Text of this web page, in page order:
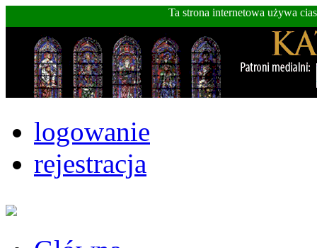
Ta strona internetowa używa
logowanie
rejestracja